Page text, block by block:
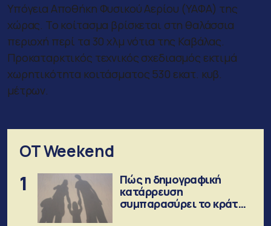
Υπόγεια Αποθήκη Φυσικού Αερίου (ΥΑΦΑ) της
χώρας. Το κοίτασμα βρίσκεται στη θαλάσσια
περιοχή περί τα 30 χλμ νότια της Καβάλας.
Προκαταρκτικός τεχνικός σχεδιασμός εκτιμά
χωρητικότητα κοιτάσματος 530 εκατ. κυβ.
μέτρων.
OT Weekend
1
Πώς η δημογραφική
κατάρρευση
συμπαρασύρει το κράτος